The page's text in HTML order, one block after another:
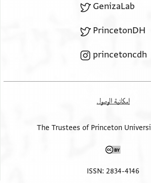
GenizaLab
PrincetonDH
princetoncdh
إمكانية الوصول
ISSN: 2834-4146